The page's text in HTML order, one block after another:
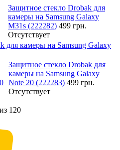
Защитное стекло Drobak для
камеры на Samsung Galaxy
M31s (222282) 499 грн.
Отсутствует
для камеры на Samsung Galaxy
Защитное стекло Drobak для
камеры на Samsung Galaxy
Note 20 (222283) 499 грн.
Отсутствует
120